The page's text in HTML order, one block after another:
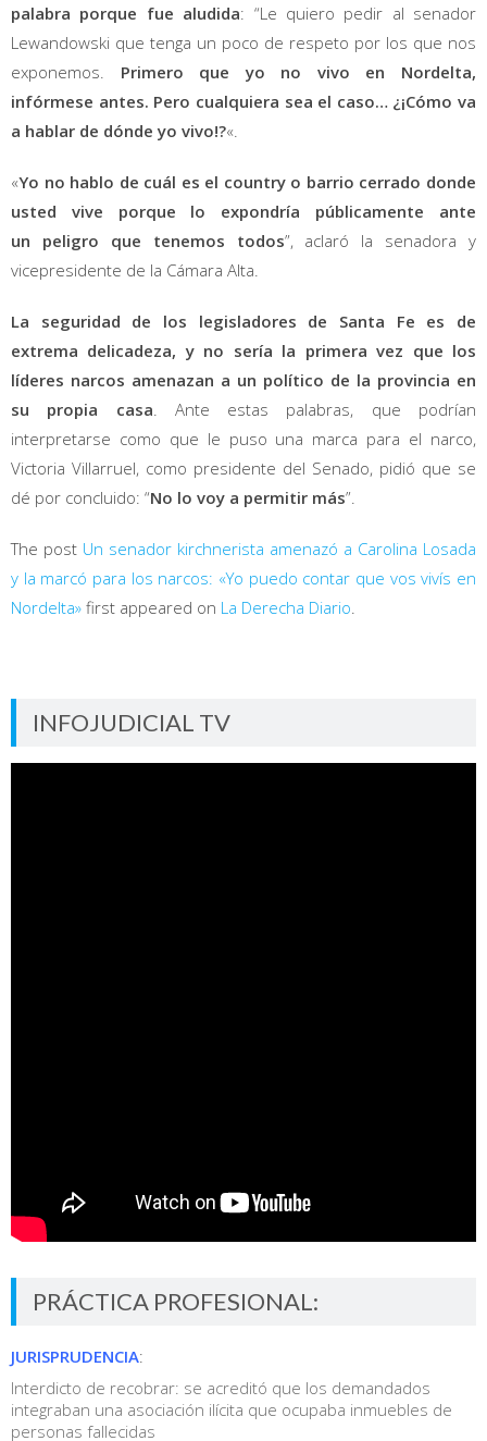
palabra porque fue aludida: “Le quiero pedir al senador
Lewandowski que tenga un poco de respeto por los que nos
exponemos. Primero que yo no vivo en Nordelta,
infórmese antes. Pero cualquiera sea el caso… ¿¡Cómo va
a hablar de dónde yo vivo!?«.
«Yo no hablo de cuál es el country o barrio cerrado donde
usted vive porque lo expondría públicamente ante
un peligro que tenemos todos”, aclaró la senadora y
vicepresidente de la Cámara Alta.
La seguridad de los legisladores de Santa Fe es de
extrema delicadeza, y no sería la primera vez que los
líderes narcos amenazan a un político de la provincia en
su propia casa . Ante estas palabras, que podrían
interpretarse como que le puso una marca para el narco,
Victoria Villarruel, como presidente del Senado, pidió que se
dé por concluido: “No lo voy a permitir más”.
The post Un senador kirchnerista amenazó a Carolina Losada
y la marcó para los narcos: «Yo puedo contar que vos vivís en
Nordelta» first appeared on La Derecha Diario
INFOJUDICIAL TV
PRÁCTICA PROFESIONAL:
JURISPRUDENCIA:
Interdicto de recobrar: se acreditó que los demandados
integraban una asociación ilícita que ocupaba inmuebles de
personas fallecidas